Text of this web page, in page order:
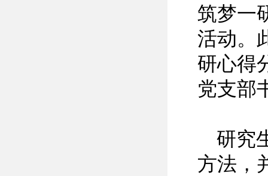
筑梦一
活动。
研心得
党支部
研究
方法，